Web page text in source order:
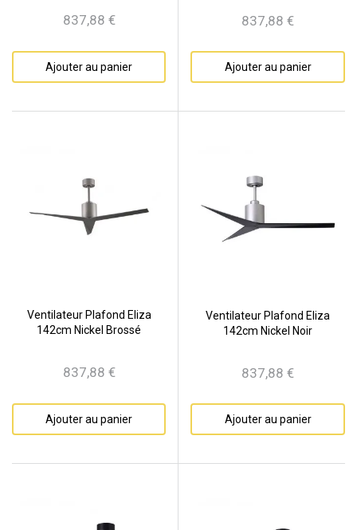
Prix
837,88 €
Ajouter au panier
Prix
837,88 €
Ajouter au panier
Ventilateur Plafond Eliza
142cm Nickel Brossé
Prix
837,88 €
Ajouter au panier
Ventilateur Plafond Eliza
142cm Nickel Noir
Prix
837,88 €
Ajouter au panier